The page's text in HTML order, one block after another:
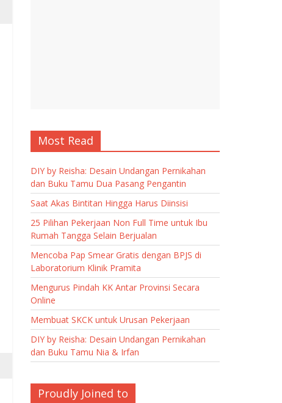
Most Read
DIY by Reisha: Desain Undangan Pernikahan
dan Buku Tamu Dua Pasang Pengantin
Saat Akas Bintitan Hingga Harus Diinsisi
25 Pilihan Pekerjaan Non Full Time untuk Ibu
Rumah Tangga Selain Berjualan
Mencoba Pap Smear Gratis dengan BPJS di
Laboratorium Klinik Pramita
Mengurus Pindah KK Antar Provinsi Secara
Online
Membuat SKCK untuk Urusan Pekerjaan
DIY by Reisha: Desain Undangan Pernikahan
dan Buku Tamu Nia & Irfan
Proudly Joined to